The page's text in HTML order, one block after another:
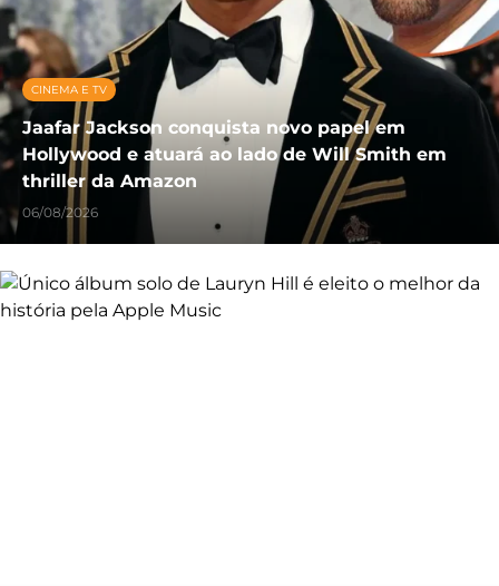
CINEMA E TV
Jaafar Jackson conquista novo papel em
Hollywood e atuará ao lado de Will Smith em
thriller da Amazon
06/08/2026